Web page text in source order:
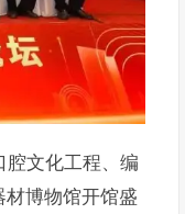
腔文化工程、编
博物馆开馆盛